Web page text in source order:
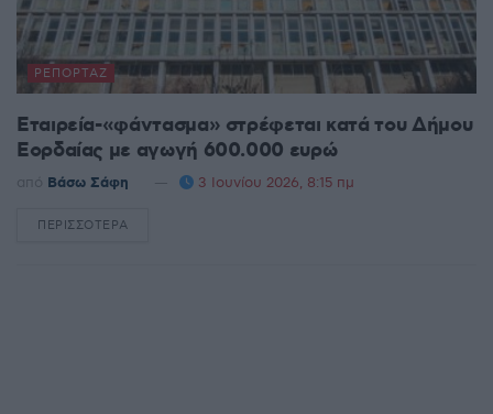
ΡΕΠΟΡΤΆΖ
Εταιρεία-«φάντασμα» στρέφεται κατά του Δήμου
Εορδαίας με αγωγή 600.000 ευρώ
από Βάσω Σάφη 3 Ιουνίου 2026, 8:15 πμ
ΠΕΡΙΣΣΌΤΕΡΑ